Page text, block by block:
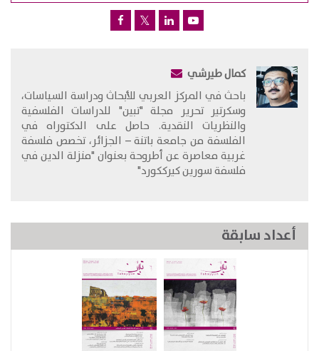
كمال طيرشي
باحث في المركز العربي للأبحاث ودراسة السياسات،
وسكرتير تحرير مجلة "تبين" للدراسات الفلسفية
والنظريات النقدية. حاصل على الدكتوراه في
الفلسفة من جامعة باتنة – الجزائر، تخصص فلسفة
غربية معاصرة عن أطروحة بعنوان "منزلة الدين في
فلسفة سورين كيرككورد"
أعداد سابقة